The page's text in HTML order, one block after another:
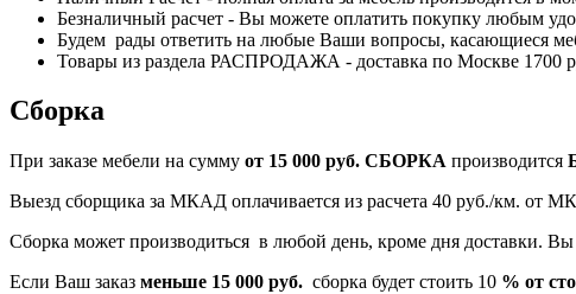
Безналичный расчет - Вы можете оплатить покупку любым
Будем рады ответить на любые Ваши вопросы, касающиеся
Товары из раздела РАСПРОДАЖА - доставка по Москве 1700
Сборка
При заказе мебели на сумму от 15 000 руб. СБОРКА производится
Выезд сборщика за МКАД оплачивается из расчета 40 руб./км. от
Сборка может производиться в любой день, кроме дня доставки.
Если Ваш заказ меньше 15 000 руб. сборка будет стоить 10 % от